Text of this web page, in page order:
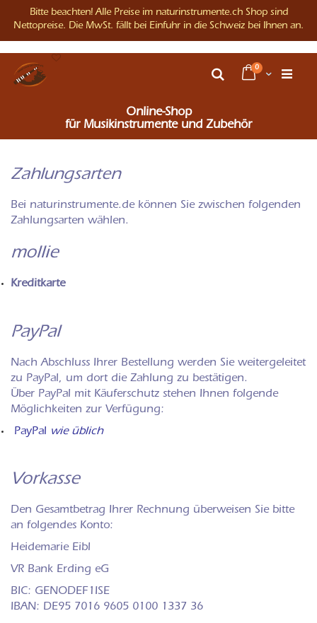
zum
Inhalt
Warenkorb
0Artikel
Suche
Online-Shop
für Musikinstrumente und Zubehör
Bitte beachten! Alle Preise im naturinstrumente.ch Shop sind
Nettopreise. Die MwSt. fällt bei Einfuhr in die Schweiz bei Ihnen an.
Zahlungsarten
Bei naturinstrumente.de können Sie zwischen folgenden
Zahlungsarten wählen.
mollie
Kreditkarte
PayPal
Nach Abschluss Ihrer Bestellung werden Sie weitergeleitet
zu PayPal, um dort die Zahlung zu bestätigen.
Über PayPal mit Käuferschutz stehen Ihnen folgende
Möglichkeiten zur Verfügung:
PayPal wie üblich
Vorkasse
Den Gesamtbetrag Ihrer Rechnung überweisen Sie bitte
an folgendes Konto:
Heidemarie Eibl
VR Bank Erding eG
BIC: GENODEF1ISE
IBAN: DE95 7016 9605 0100 1337 36